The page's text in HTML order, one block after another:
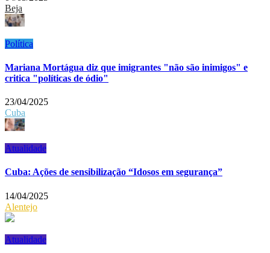
Beja
Política
Mariana Mortágua diz que imigrantes "não são inimigos" e
critica "políticas de ódio"
23/04/2025
Cuba
Atualidade
Cuba: Ações de sensibilização “Idosos em segurança”
14/04/2025
Alentejo
Atualidade